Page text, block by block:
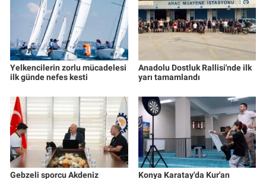
Yelkencilerin zorlu mücadelesi
ilk günde nefes kesti
Anadolu Dostluk Rallisi'nde ilk
yarı tamamlandı
Gebzeli sporcu Akdeniz Konya Karatay'da Kur'an